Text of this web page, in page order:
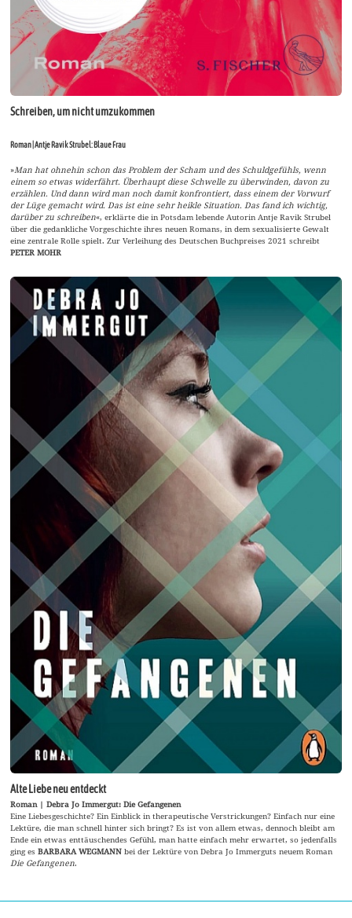
Schreiben, um nicht umzukommen
Roman | Antje Ravik Strubel: Blaue Frau
»Man hat ohnehin schon das Problem der Scham und des Schuldgefühls, wenn
einem so etwas widerfährt. Überhaupt diese Schwelle zu überwinden, davon zu
erzählen. Und dann wird man noch damit konfrontiert, dass einem der Vorwurf
der Lüge gemacht wird. Das ist eine sehr heikle Situation. Das fand ich wichtig,
darüber zu schreiben«, erklärte die in Potsdam lebende Autorin Antje Ravik Strubel
über die gedankliche Vorgeschichte ihres neuen Romans, in dem sexualisierte Gewalt
eine zentrale Rolle spielt. Zur Verleihung des Deutschen Buchpreises 2021 schreibt
PETER MOHR
Alte Liebe neu entdeckt
Roman | Debra Jo Immergut: Die Gefangenen
Eine Liebesgeschichte? Ein Einblick in therapeutische Verstrickungen? Einfach nur eine
Lektüre, die man schnell hinter sich bringt? Es ist von allem etwas, dennoch bleibt am
Ende ein etwas enttäuschendes Gefühl, man hatte einfach mehr erwartet, so jedenfalls
ging es BARBARA WEGMANNbei der Lektüre von Debra Jo Immerguts neuem Roman
Die Gefangenen.